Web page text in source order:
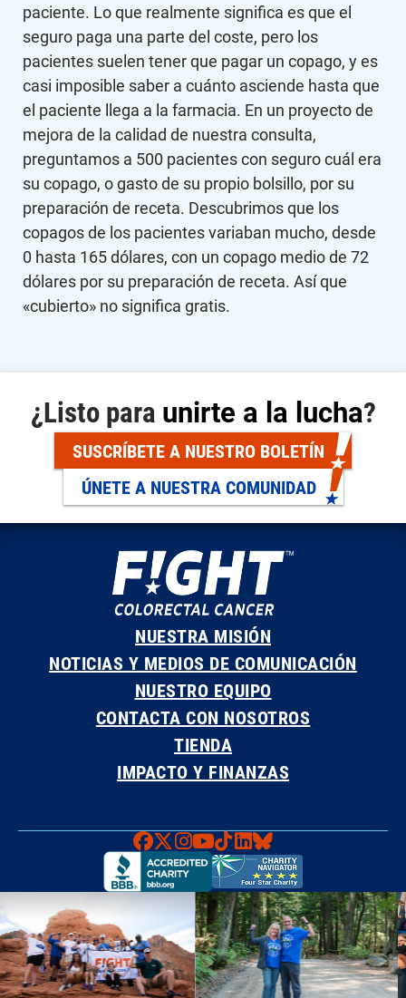
paciente. Lo que realmente significa es que el
seguro paga una parte del coste, pero los
pacientes suelen tener que pagar un copago, y es
casi imposible saber a cuánto asciende hasta que
el paciente llega a la farmacia. En un proyecto de
mejora de la calidad de nuestra consulta,
preguntamos a 500 pacientes con seguro cuál era
su copago, o gasto de su propio bolsillo, por su
preparación de receta. Descubrimos que los
copagos de los pacientes variaban mucho, desde
0 hasta 165 dólares, con un copago medio de 72
dólares por su preparación de receta. Así que
«cubierto» no significa gratis.
¿Listo para unirte a la lucha?
SUSCRÍBETE A NUESTRO BOLETÍN
ÚNETE A NUESTRA COMUNIDAD
NUESTRA MISIÓN
NOTICIAS Y MEDIOS DE COMUNICACIÓN
NUESTRO EQUIPO
CONTACTA CON NOSOTROS
TIENDA
IMPACTO Y FINANZAS
Faceboook
X Instagram
YouTube
TikTok
LinkedIn
Bluesky